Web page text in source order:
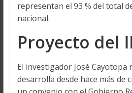
representan el 93 % del total
nacional.
Proyecto del
El investigador José Cayotopa
desarrolla desde hace más de